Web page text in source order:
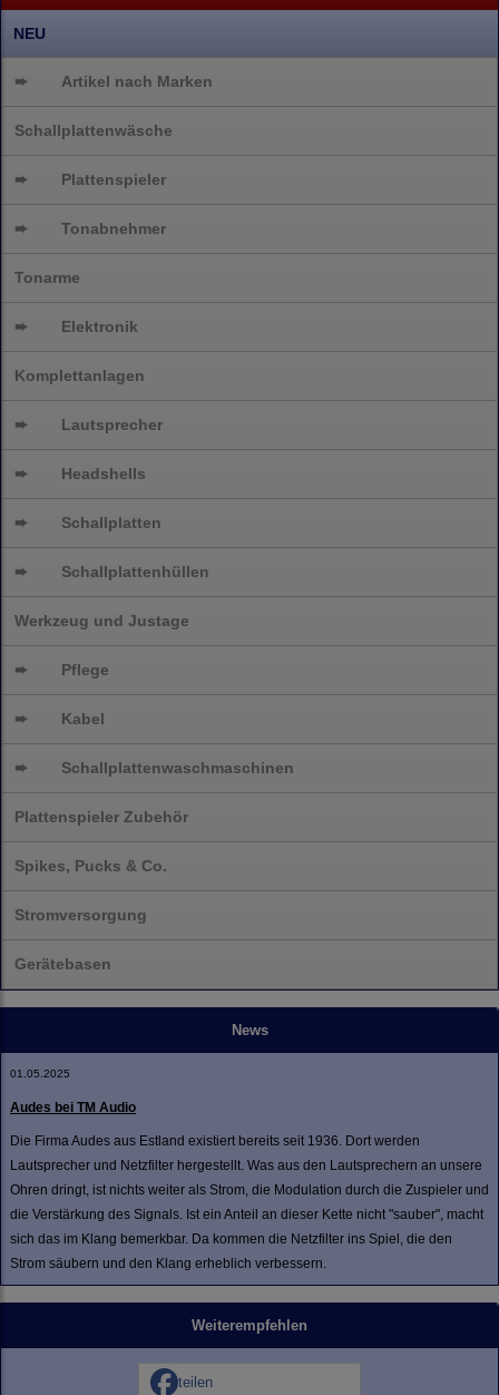
NEU
➨ Artikel nach Marken
Schallplattenwäsche
➨ Plattenspieler
➨ Tonabnehmer
Tonarme
➨ Elektronik
Komplettanlagen
➨ Lautsprecher
➨ Headshells
➨ Schallplatten
➨ Schallplattenhüllen
Werkzeug und Justage
➨ Pflege
➨ Kabel
➨ Schallplattenwaschmaschinen
Plattenspieler Zubehör
Spikes, Pucks & Co.
Stromversorgung
Gerätebasen
News
01.05.2025
Audes bei TM Audio
Die Firma Audes aus Estland existiert bereits seit 1936. Dort werden
Lautsprecher und Netzfilter hergestellt. Was aus den Lautsprechern an unsere
Ohren dringt, ist nichts weiter als Strom, die Modulation durch die Zuspieler und
die Verstärkung des Signals. Ist ein Anteil an dieser Kette nicht "sauber", macht
sich das im Klang bemerkbar. Da kommen die Netzfilter ins Spiel, die den
Strom säubern und den Klang erheblich verbessern.
Weiterempfehlen
teilen